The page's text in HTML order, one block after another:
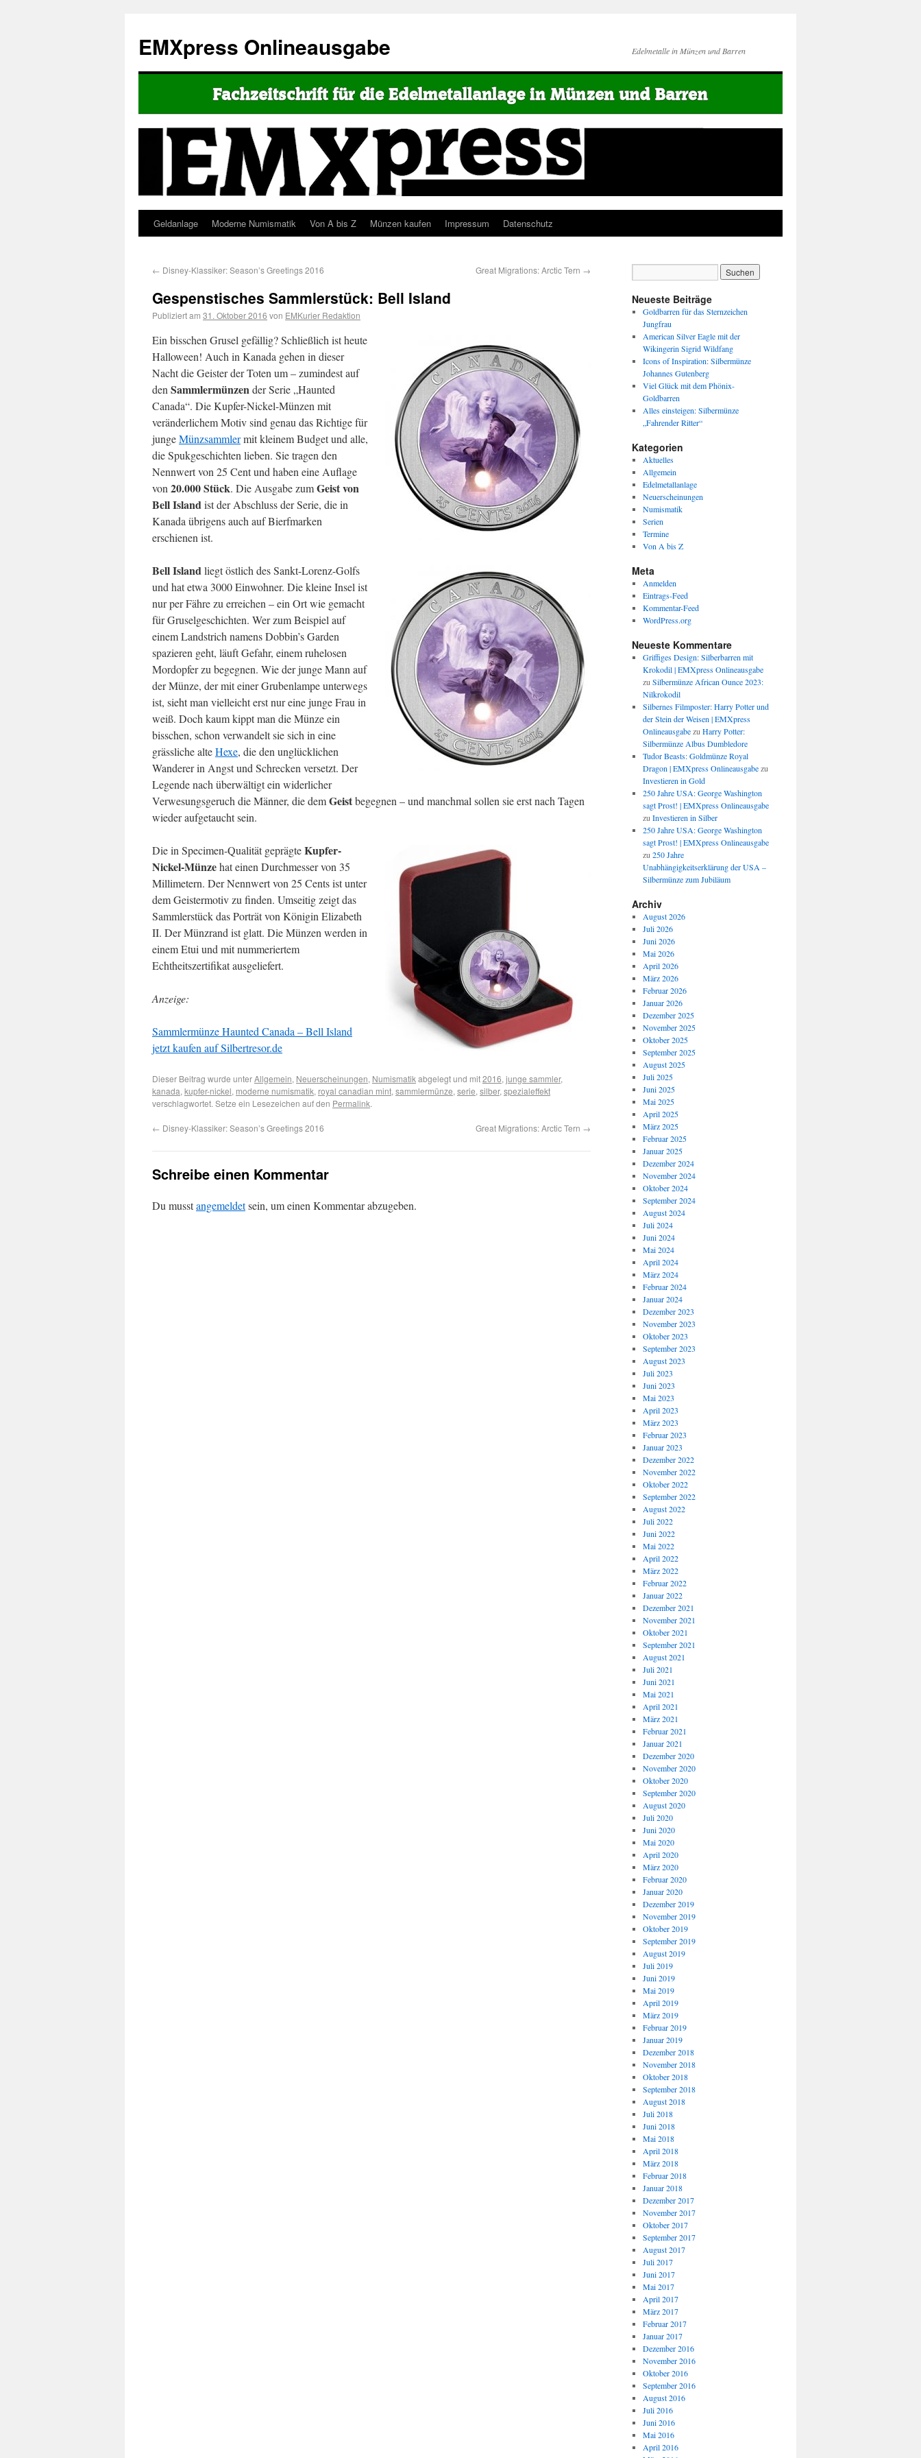
EMXpress Onlineausgabe Edelmetalle in Münzen und Barren
Geldanlage Moderne Numismatik Von A bis Z Münzen kaufen Impressum Datenschutz
← Disney-Klassiker: Season’s Greetings 2016 Great Migrations: Arctic Tern →
Gespenstisches Sammlerstück: Bell Island
Publiziert am 31. Oktober 2016 von EMKurier Redaktion
Ein bisschen Grusel gefällig? Schließlich ist heute
Halloween! Auch in Kanada gehen in dieser
Nacht die Geister der Toten um – zumindest auf
den Sammlermünzender Serie „Haunted
Canada“. Die Kupfer-Nickel-Münzen mit
veränderlichem Motiv sind genau das Richtige für
jungeMünzsammlermit kleinem Budget und alle,
die Spukgeschichten lieben. Sie tragen den
Nennwert von 25 Cent und haben eine Auflage
von 20.000 Stück. Die Ausgabe zumGeist von
Bell Islandist der Abschluss der Serie, die in
Kanada übrigens auch auf Bierfmarken
erschienen ist.
Bell Islandliegt östlich des Sankt-Lorenz-Golfs
und hat etwa 3000 Einwohner. Die kleine Insel ist
nur per Fähre zu erreichen – ein Ort wie gemacht
für Gruselgeschichten. Wer zum Beispiel auf
einem Landstrich namens Dobbin’s Garden
spazieren geht, läuft Gefahr, einem ruhelosen
Mordopfer zu begegnen. Wie der junge Mann auf
der Münze, der mit einer Grubenlampe unterwegs
ist, sieht man vielleicht erst nur eine junge Frau in
weiß. Doch kaum kippt man die Münze ein
bisschen, schon verwandelt sie sich in eine
grässliche alteHexe, die den unglücklichen
Wanderer in Angst und Schrecken versetzt. Der
Legende nach überwältigt ein widerlicher
Verwesungsgeruch die Männer, die demGeistbegegnen – und manchmal sollen sie erst nach Tagen
wieder aufgetaucht sein.
Die in Specimen-Qualität geprägteKupfer-
Nickel-Münzehat einen Durchmesser von 35
Millimetern. Der Nennwert von 25 Cents ist unter
dem Geistermotiv zu finden. Umseitig zeigt das
Sammlerstück das Porträt von Königin Elizabeth
II. Der Münzrand ist glatt. Die Münzen werden in
einem Etui und mit nummeriertem
Echtheitszertifikat ausgeliefert.
Anzeige:
Sammlermünze Haunted Canada – Bell Island
jetzt kaufen auf Silbertresor.de
Dieser Beitrag wurde unterAllgemein, Neuerscheinungen, Numismatikabgelegt und mit2016, junge sammler,
kanada, kupfer-nickel, moderne numismatik, royal canadian mint, sammlermünze, serie, silber, spezialeffekt
verschlagwortet. Setze ein Lesezeichen auf den Permalink.
← Disney-Klassiker: Season’s Greetings 2016 Great Migrations: Arctic Tern →
Schreibe einen Kommentar
Du musstangemeldetsein, um einen Kommentar abzugeben.
Neueste Beiträge
Goldbarren für das Sternzeichen
Jungfrau
American Silver Eagle mit der
Wikingerin Sigrid Wildfang
Icons of Inspiration: Silbermünze
Johannes Gutenberg
Viel Glück mit dem Phönix-
Goldbarren
Alles einsteigen: Silbermünze
„Fahrender Ritter“
Kategorien
Aktuelles
Allgemein
Edelmetallanlage
Neuerscheinungen
Numismatik
Serien
Termine
Von A bis Z
Meta
Anmelden
Eintrags-Feed
Kommentar-Feed
WordPress.org
Neueste Kommentare
Griffiges Design: Silberbarren mit
Krokodil | EMXpress Onlineausgabe
zu Silbermünze African Ounce 2023:
Nilkrokodil
Silbernes Filmposter: Harry Potter und
der Stein der Weisen | EMXpress
Onlineausgabezu Harry Potter:
Silbermünze Albus Dumbledore
Tudor Beasts: Goldmünze Royal
Dragon | EMXpress Onlineausgabezu
Investieren in Gold
250 Jahre USA: George Washington
sagt Prost! | EMXpress Onlineausgabe
zu Investieren in Silber
250 Jahre USA: George Washington
sagt Prost! | EMXpress Onlineausgabe
zu 250 Jahre
Unabhängigkeitserklärung der USA –
Silbermünze zum Jubiläum
Archiv
August 2026
Juli 2026
Juni 2026
Mai 2026
April 2026
März 2026
Februar 2026
Januar 2026
Dezember 2025
November 2025
Oktober 2025
September 2025
August 2025
Juli 2025
Juni 2025
Mai 2025
April 2025
März 2025
Februar 2025
Januar 2025
Dezember 2024
November 2024
Oktober 2024
September 2024
August 2024
Juli 2024
Juni 2024
Mai 2024
April 2024
März 2024
Februar 2024
Januar 2024
Dezember 2023
November 2023
Oktober 2023
September 2023
August 2023
Juli 2023
Juni 2023
Mai 2023
April 2023
März 2023
Februar 2023
Januar 2023
Dezember 2022
November 2022
Oktober 2022
September 2022
August 2022
Juli 2022
Juni 2022
Mai 2022
April 2022
März 2022
Februar 2022
Januar 2022
Dezember 2021
November 2021
Oktober 2021
September 2021
August 2021
Juli 2021
Juni 2021
Mai 2021
April 2021
März 2021
Februar 2021
Januar 2021
Dezember 2020
November 2020
Oktober 2020
September 2020
August 2020
Juli 2020
Juni 2020
Mai 2020
April 2020
März 2020
Februar 2020
Januar 2020
Dezember 2019
November 2019
Oktober 2019
September 2019
August 2019
Juli 2019
Juni 2019
Mai 2019
April 2019
März 2019
Februar 2019
Januar 2019
Dezember 2018
November 2018
Oktober 2018
September 2018
August 2018
Juli 2018
Juni 2018
Mai 2018
April 2018
März 2018
Februar 2018
Januar 2018
Dezember 2017
November 2017
Oktober 2017
September 2017
August 2017
Juli 2017
Juni 2017
Mai 2017
April 2017
März 2017
Februar 2017
Januar 2017
Dezember 2016
November 2016
Oktober 2016
September 2016
August 2016
Juli 2016
Juni 2016
Mai 2016
April 2016